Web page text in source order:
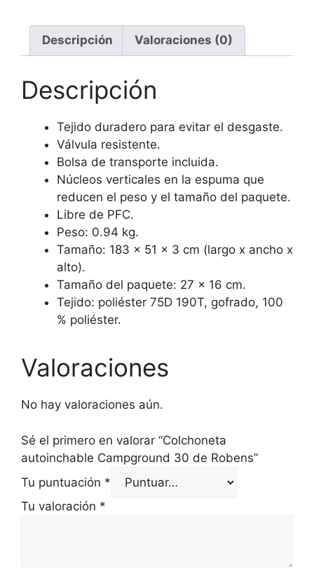
Descripción Valoraciones (0)
Descripción
Tejido duradero para evitar el desgaste.
Válvula resistente.
Bolsa de transporte incluida.
Núcleos verticales en la espuma que
reducen el peso y el tamaño del paquete.
Libre de PFC.
Peso: 0.94 kg.
Tamaño: 183 x 51 x 3 cm (largo x ancho x
alto).
Tamaño del paquete: 27 x 16 cm.
Tejido: poliéster 75D 190T, gofrado, 100
% poliéster.
Valoraciones
No hay valoraciones aún.
Sé el primero en valorar “Colchoneta
autoinchable Campground 30 de Robens”
Tu puntuación *
Tu valoración *